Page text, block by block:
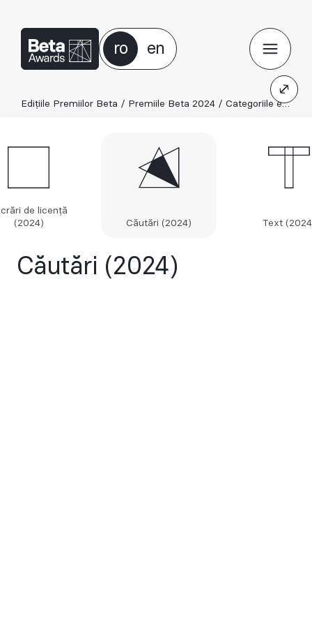
ro en
Edițiile Premiilor Beta / Premiile Beta 2024 / Categoriile ediției 2024
de licență
(2024)
Căutări (2024) Text
Căutări (2024)